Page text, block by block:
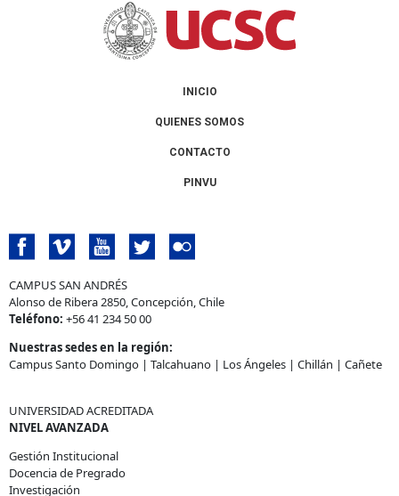
INICIO
QUIENES SOMOS
CONTACTO
PINVU
CAMPUS SAN ANDRÉS
Alonso de Ribera 2850, Concepción, Chile
Teléfono: +56 41 234 50 00
Nuestras sedes en la región:
Campus Santo Domingo| Talcahuano| Los Ángeles| Chillán | Cañete
UNIVERSIDAD ACREDITADA
NIVEL AVANZADA
Gestión Institucional
Docencia de Pregrado
Investigación